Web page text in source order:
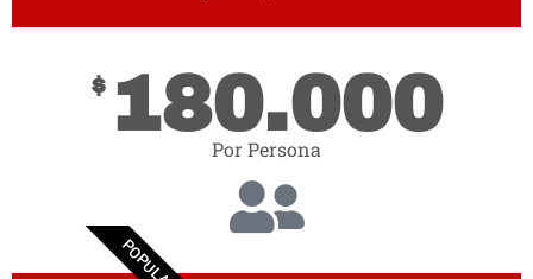
$ 180.000
Por Persona